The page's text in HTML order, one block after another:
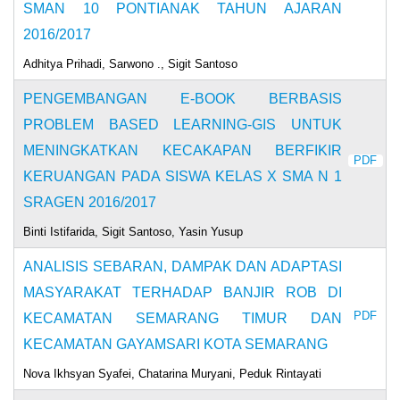
SMAN 10 PONTIANAK TAHUN AJARAN
2016/2017
Adhitya Prihadi, Sarwono ., Sigit Santoso
PENGEMBANGAN E-BOOK BERBASIS
PROBLEM BASED LEARNING-GIS UNTUK
MENINGKATKAN KECAKAPAN BERFIKIR
KERUANGAN PADA SISWA KELAS X SMA N 1
SRAGEN 2016/2017
Binti Istifarida, Sigit Santoso, Yasin Yusup
PDF
ANALISIS SEBARAN, DAMPAK DAN ADAPTASI
MASYARAKAT TERHADAP BANJIR ROB DI
KECAMATAN SEMARANG TIMUR DAN
KECAMATAN GAYAMSARI KOTA SEMARANG
Nova Ikhsyan Syafei, Chatarina Muryani, Peduk Rintayati
PDF